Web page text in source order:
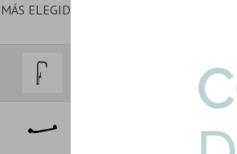
ELEGIDO EN CONJUNTO
Griferia Para Cocina
Art: FV-FULTON-COCINA-N